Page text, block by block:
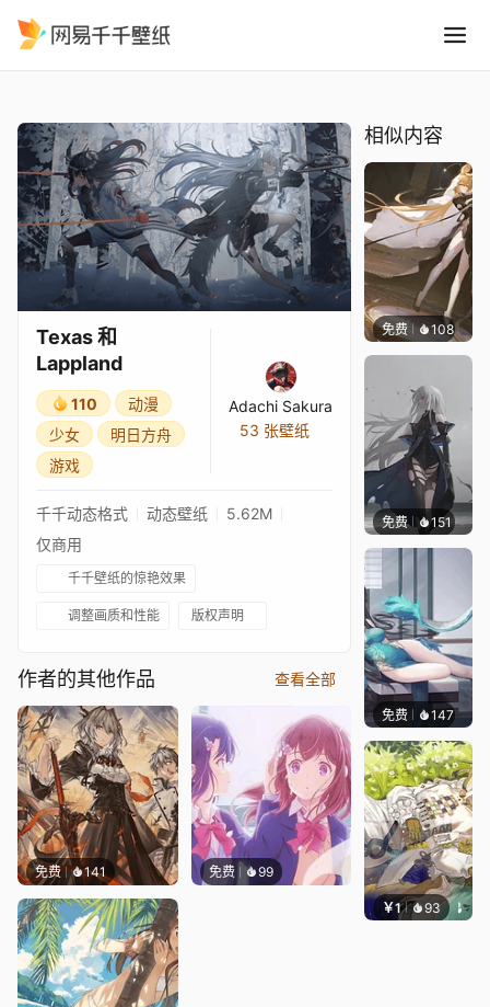
Texas 和
Lappland
110
动漫
少女
明日方舟
游戏
Adachi Sakura
53 张壁纸
千千动态格式 动态壁纸
5.62M
仅商用
千千壁纸的惊艳效果
调整画质和性能 版权声明
作者的其他作品 查看全部
免费 141 免费 99
相似内容
免费 108
免费 151
免费 147
￥1 93 冷鸟